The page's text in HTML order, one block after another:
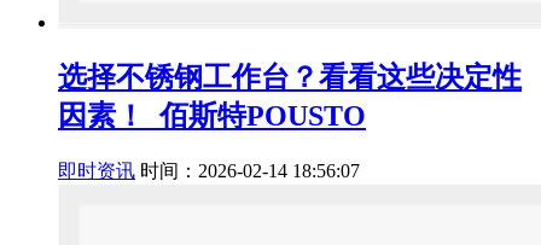
选择不锈钢工作台？看看这些决定性
因素！_佰斯特POUSTO
即时资讯 时间：2026-02-14 18:56:07